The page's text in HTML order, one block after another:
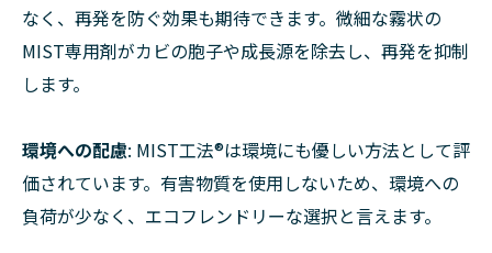
なく、再発を防ぐ効果も期待できます。微細な霧状の
MIST専用剤がカビの胞子や成長源を除去し、再発を抑制
します。
環境への配慮: MIST工法®は環境にも優しい方法として評
価されています。有害物質を使用しないため、環境への
負荷が少なく、エコフレンドリーな選択と言えます。